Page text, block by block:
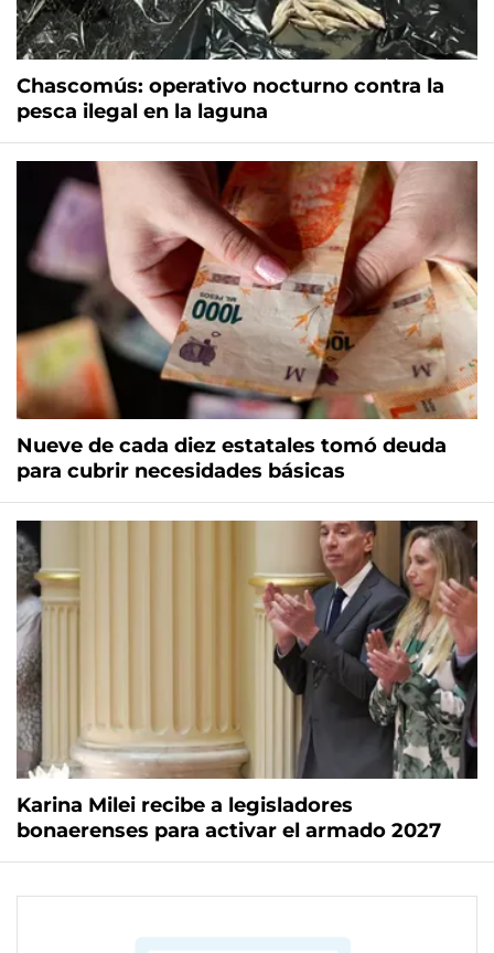
Chascomús: operativo nocturno contra la
pesca ilegal en la laguna
Nueve de cada diez estatales tomó deuda
para cubrir necesidades básicas
Karina Milei recibe a legisladores
bonaerenses para activar el armado 2027